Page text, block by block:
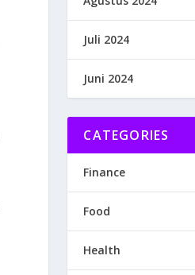
Juli 2024
Juni 2024
CATEGORIES
Finance
Food
Health